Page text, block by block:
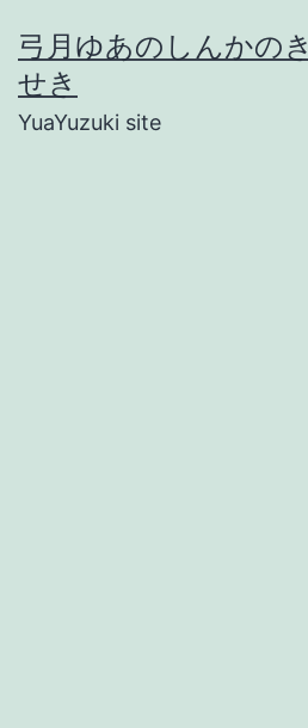
ン
テ
弓月ゆあのしんかのき
せき
YuaYuzuki site